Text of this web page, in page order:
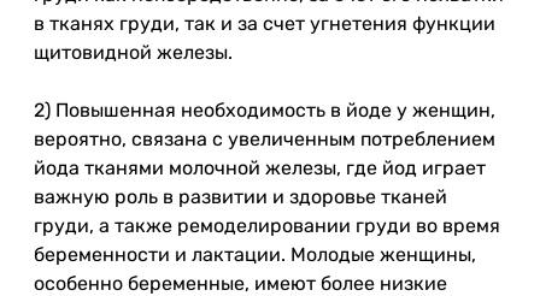
в тканях груди, так и за счет угнетения функции
щитовидной железы.
2) Повышенная необходимость в йоде у женщин,
вероятно, связана с увеличенным потреблением
йода тканями молочной железы, где йод играет
важную роль в развитии и здоровье тканей
груди, а также ремоделировании груди во время
беременности и лактации. Молодые женщины,
особенно беременные, имеют более низкие